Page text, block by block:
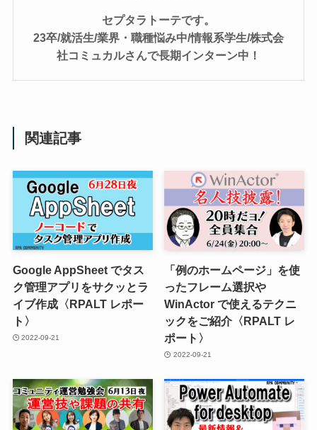
セプタラトーテです。
23卒/就活生/業界・職種悩み中/情報系学生/株式会
社コミュカルさんで長期インターン中！
関連記事
Google AppSheet でタス
ク管理アプリをサクッとラ
イブ作成〈RPALT レポー
ト〉
2022-09-21
「例のホームページ」を使
ったフレーム選択や
WinActor で使えるテクニ
ックをご紹介〈RPALT レ
ポート〉
2022-09-21